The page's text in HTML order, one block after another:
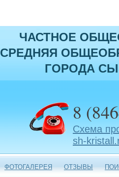
ЧАСТНОЕ
СРЕДНЯЯ
ГОРОДА
8
Схема
sh-
ФОТОГАЛЕРЕЯ ОТЗЫВЫ